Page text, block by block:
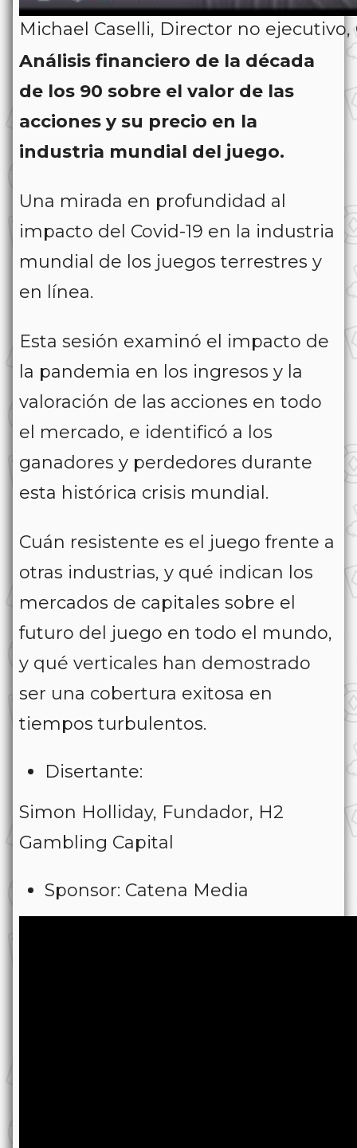
Michael Caselli, Director no
Análisis financiero de la década
de los 90 sobre el valor de las
acciones y su precio en la
industria mundial del juego.
Una mirada en profundidad al
impacto del Covid-19 en la industria
mundial de los juegos terrestres y
en línea.
Esta sesión examinó el impacto de
la pandemia en los ingresos y la
valoración de las acciones en todo
el mercado, e identificó a los
ganadores y perdedores durante
esta histórica crisis mundial.
Cuán resistente es el juego frente a
otras industrias, y qué indican los
mercados de capitales sobre el
futuro del juego en todo el mundo,
y qué verticales han demostrado
ser una cobertura exitosa en
tiempos turbulentos.
Disertante:
Simon Holliday, Fundador, H2
Gambling Capital
Sponsor: Catena Media